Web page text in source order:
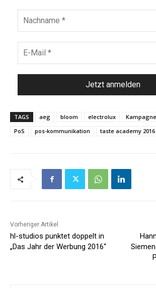
TAGS aeg bloom electrolux
PoS
pos-kommunikation taste academy 2016
Vorheriger Artikel
hl-studios punktet doppelt in
„Das Jahr der Werbung 2016“